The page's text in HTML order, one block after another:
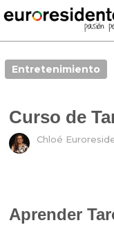
Entretenimiento
Curso de
Chloé
Aprender